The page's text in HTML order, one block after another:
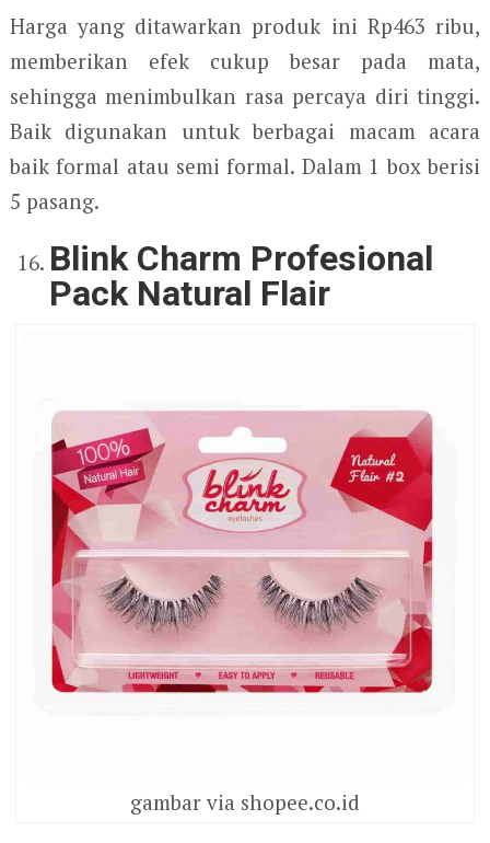
Harga yang ditawarkan produk ini Rp463 ribu,
memberikan efek cukup besar pada mata,
sehingga menimbulkan rasa percaya diri tinggi.
Baik digunakan untuk berbagai macam acara
baik formal atau semi formal. Dalam 1 box berisi
5 pasang.
Blink Charm Profesional
Pack Natural Flair
gambar via shopee.co.id